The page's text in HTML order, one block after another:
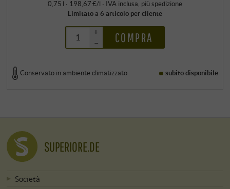
0,75 l · 198,67 €/l · IVA inclusa , più spedizione
Limitato a 6 articolo per cliente
+
–
COMPRA
Conservato in ambiente climatizzato subito disponibile
SUPERIORE.DE
Società